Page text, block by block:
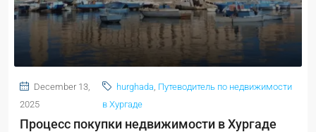
December 13,
2025
hurghada Путеводитель по недвижимости
в Хургаде
Процесс покупки недвижимости в Хургаде